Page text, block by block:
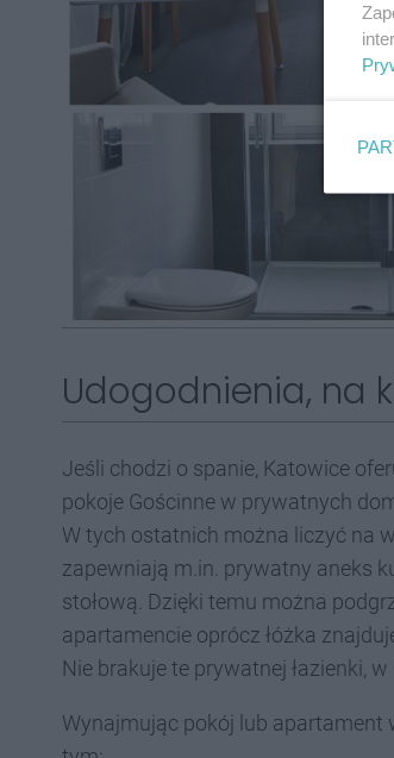
Udogodnienia, na
Jeśli chodzi o spanie, Katowice
pokoje Gościnne w prywatnych
W tych ostatnich można liczyć na
zapewniają m.in. prywatny aneks
stołową. Dzięki temu można
apartamencie oprócz łóżka
Nie brakuje te prywatnej łazienki,
Wynajmując pokój lub apartament